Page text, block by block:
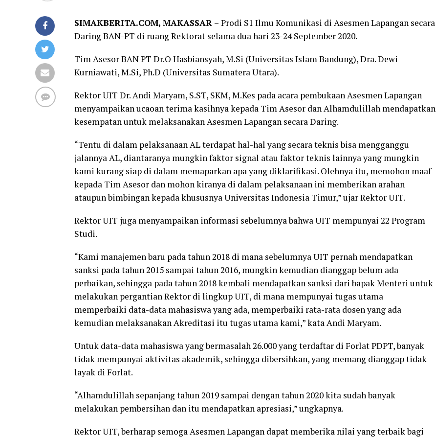
SIMAKBERITA.COM, MAKASSAR – Prodi S1 Ilmu Komunikasi di Asesmen Lapangan secara
Daring BAN-PT di ruang Rektorat selama dua hari 23-24 September 2020.
Tim Asesor BAN PT Dr.O Hasbiansyah, M.Si (Universitas Islam Bandung), Dra. Dewi
Kurniawati, M.Si, Ph.D (Universitas Sumatera Utara).
Rektor UIT Dr. Andi Maryam, S.ST, SKM, M.Kes pada acara pembukaan Asesmen Lapangan
menyampaikan ucaoan terima kasihnya kepada Tim Asesor dan Alhamdulillah mendapatkan
kesempatan untuk melaksanakan Asesmen Lapangan secara Daring.
“Tentu di dalam pelaksanaan AL terdapat hal-hal yang secara teknis bisa mengganggu
jalannya AL, diantaranya mungkin faktor signal atau faktor teknis lainnya yang mungkin
kami kurang siap di dalam memaparkan apa yang diklarifikasi. Olehnya itu, memohon maaf
kepada Tim Asesor dan mohon kiranya di dalam pelaksanaan ini memberikan arahan
ataupun bimbingan kepada khususnya Universitas Indonesia Timur,” ujar Rektor UIT.
Rektor UIT juga menyampaikan informasi sebelumnya bahwa UIT mempunyai 22 Program
Studi.
“Kami manajemen baru pada tahun 2018 di mana sebelumnya UIT pernah mendapatkan
sanksi pada tahun 2015 sampai tahun 2016, mungkin kemudian dianggap belum ada
perbaikan, sehingga pada tahun 2018 kembali mendapatkan sanksi dari bapak Menteri untuk
melakukan pergantian Rektor di lingkup UIT, di mana mempunyai tugas utama
memperbaiki data-data mahasiswa yang ada, memperbaiki rata-rata dosen yang ada
kemudian melaksanakan Akreditasi itu tugas utama kami,” kata Andi Maryam.
Untuk data-data mahasiswa yang bermasalah 26.000 yang terdaftar di Forlat PDPT, banyak
tidak mempunyai aktivitas akademik, sehingga dibersihkan, yang memang dianggap tidak
layak di Forlat.
“Alhamdulillah sepanjang tahun 2019 sampai dengan tahun 2020 kita sudah banyak
melakukan pembersihan dan itu mendapatkan apresiasi,” ungkapnya.
Rektor UIT, berharap semoga Asesmen Lapangan dapat memberika nilai yang terbaik bagi